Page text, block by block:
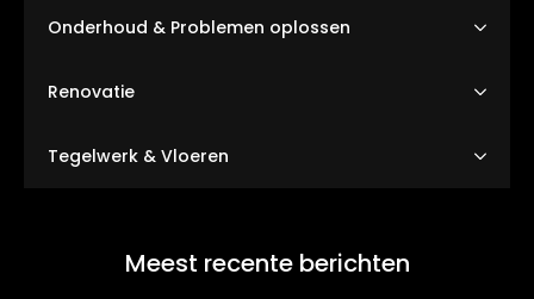
Onderhoud & Problemen oplossen
Renovatie
Tegelwerk & Vloeren
Meest recente berichten